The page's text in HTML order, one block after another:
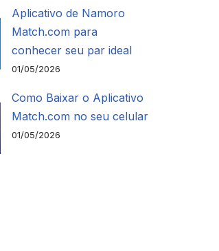
Aplicativo de Namoro
Match.com para
conhecer seu par ideal
01/05/2026
Como Baixar o Aplicativo
Match.com no seu celular
01/05/2026